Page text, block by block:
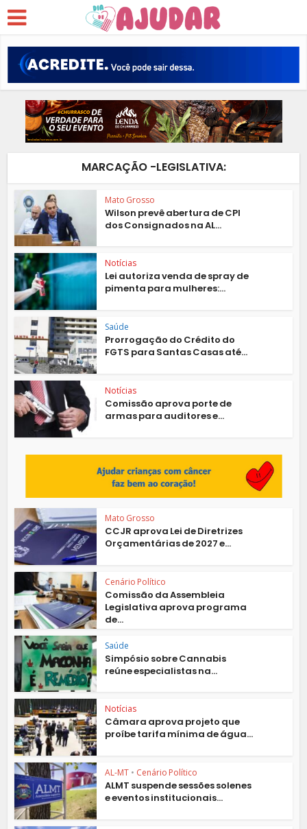
MARCAÇÃO -LEGISLATIVA:
Mato Grosso
Wilson prevê abertura de CPI
dos Consignados na AL...
Notícias
Lei autoriza venda de spray de
pimenta para mulheres:...
Saúde
Prorrogação do Crédito do
FGTS para Santas Casas até...
Notícias
Comissão aprova porte de
armas para auditores e...
Mato Grosso
CCJR aprova Lei de Diretrizes
Orçamentárias de 2027 e...
Cenário Político
Comissão da Assembleia
Legislativa aprova programa
de...
Saúde
Simpósio sobre Cannabis
reúne especialistas na...
Notícias
Câmara aprova projeto que
proíbe tarifa mínima de água...
AL-MT • Cenário Político
ALMT suspende sessões solenes
e eventos institucionais...